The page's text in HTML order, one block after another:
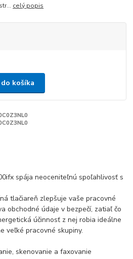
celý popis
košíka
spája neoceniteľnú spoľahlivosť s
tlačiareň zlepšuje vaše pracovné
obchodné údaje v bezpečí, zatiaľ čo
účinnosť z nej robia ideálne
veľké pracovné skupiny.
skenovanie a faxovanie